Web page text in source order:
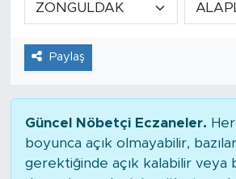
Paylaş
Güncel Nöbetçi Eczaneler.
boyunca açık olmayabilir,
gerektiğinde açık kalabilir veya
Tarihçe
Resmi İlanlar
Foto Şaka